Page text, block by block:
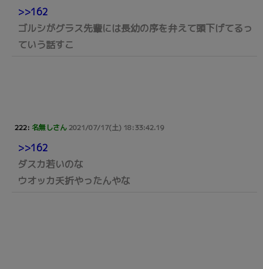
>>162
ゴルシがグラス先輩には長幼の序を弁えて頭下げてるっ
ていう話すこ
222: 名無しさん2021/07/17(土) 18:33:42.19
>>162
ダスカ若いのな
ウオッカ夭折やったんやな